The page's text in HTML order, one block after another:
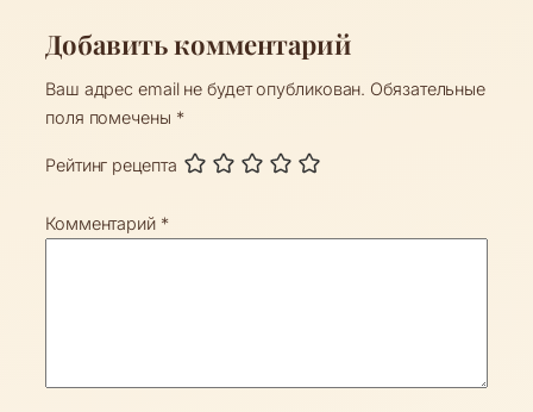
Добавить комментарий
Ваш адрес email не будет опубликован. Обязательные
поля помечены *
Рейтинг рецепта
Комментарий *